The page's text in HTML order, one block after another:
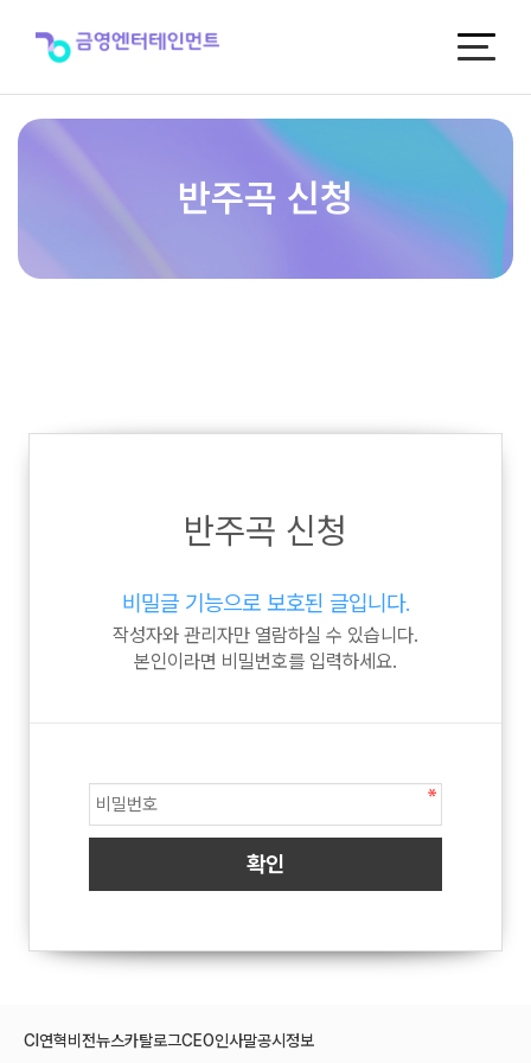
반주곡 신청
반주곡 신청
비밀글 기능으로 보호된 글입니다.
작성자와 관리자만 열람하실 수 있습니다.
본인이라면 비밀번호를 입력하세요.
CI 연혁비전뉴스카탈로그CEO인사말공시정보